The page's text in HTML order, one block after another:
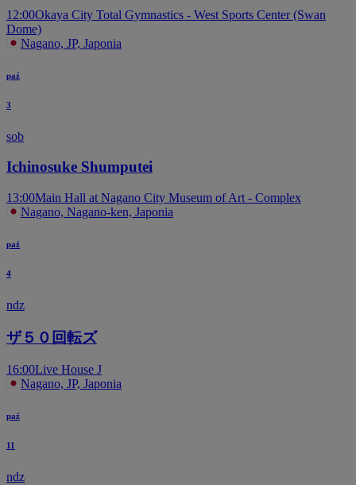
12:00Okaya City Total Gymnastics - West Sports Center (Swan
Dome)
Nagano, JP, Japonia
paź
3
sob
Ichinosuke Shumputei
13:00Main Hall at Nagano City Museum of Art - Complex
Nagano, Nagano-ken, Japonia
paź
4
ndz
ザ５０回転ズ
16:00Live House J
Nagano, JP, Japonia
paź
11
ndz